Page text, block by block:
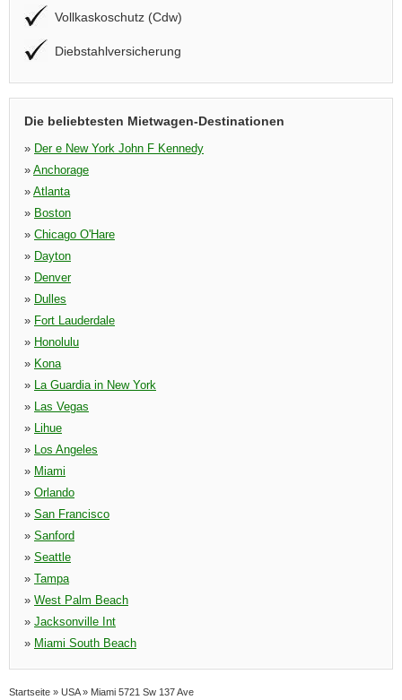
Vollkaskoschutz (Cdw)
Diebstahlversicherung
Die beliebtesten Mietwagen-Destinationen
» Der e New York John F Kennedy
» Anchorage
» Atlanta
» Boston
» Chicago O'Hare
» Dayton
» Denver
» Dulles
» Fort Lauderdale
» Honolulu
» Kona
» La Guardia in New York
» Las Vegas
» Lihue
» Los Angeles
» Miami
» Orlando
» San Francisco
» Sanford
» Seattle
» Tampa
» West Palm Beach
» Jacksonville Int
» Miami South Beach
Startseite » USA» Miami 5721 Sw 137 Ave